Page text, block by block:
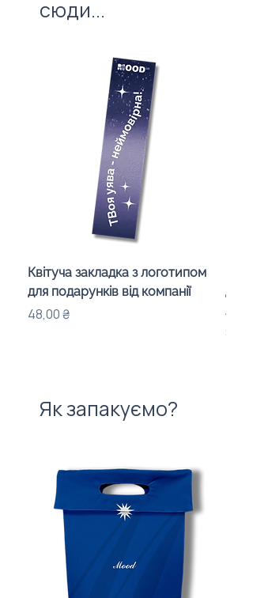
сюди...
Квітуча закладка з логотипом
для подарунків від компанії
Ціна
48,00 ₴
для
Ціна
Як запакуємо?